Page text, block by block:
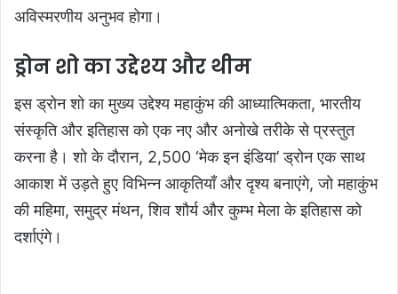
अविस्मरणीय अनुभव होगा।
ड्रोन शो का उद्देश्य और थीम
इस ड्रोन शो का मुख्य उद्देश्य महाकुंभ की आध्यात्मिकता, भारतीय
संस्कृति और इतिहास को एक नए और अनोखे तरीके से प्रस्तुत
करना है। शो के दौरान, 2,500 ‘मेक इन इंडिया’ ड्रोन एक साथ
आकाश में उड़ते हुए विभिन्न आकृतियाँ और दृश्य बनाएंगे, जो महाकुंभ
की महिमा, समुद्र मंथन, शिव शौर्य और कुम्भ मेला के इतिहास को
दर्शाएंगे।